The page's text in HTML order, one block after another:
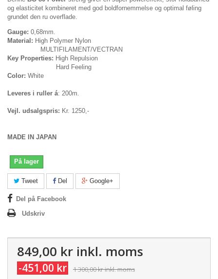
og elasticitet kombineret med god boldfornemmelse og optimal føling
grundet den ru overflade.
Gauge: 0,68mm.
Material: High Polymer Nylon
MULTIFILAMENT/VECTRAN
Key Properties: High Repulsion
Hard Feeling
Color: White
Leveres i ruller á: 200m.
Vejl. udsalgspris: Kr. 1250,-
MADE IN JAPAN
På lager
Tweet Del Google+
Del på Facebook
Udskriv
849,00 kr inkl. moms
-451,00 kr 1 300,00 krinkl. moms